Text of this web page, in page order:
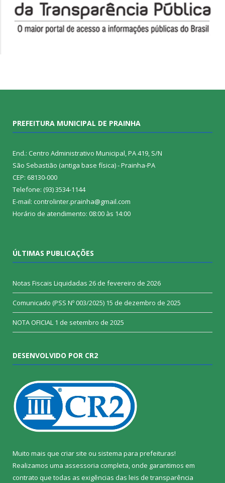
PREFEITURA MUNICIPAL DE PRAINHA
End.: Centro Administrativo Municipal, PA 419, S/N
São Sebastião (antiga base física) - Prainha-PA
CEP: 68130-000
Telefone: (93) 3534-1144
E-mail: controlinter.prainha@gmail.com
Horário de atendimento: 08:00 às 14:00
ÚLTIMAS PUBLICAÇÕES
Notas Fiscais Liquidadas 26 de fevereiro de 2026
Comunicado (PSS Nº 003/2025) 15 de dezembro de 2025
NOTA OFICIAL 1 de setembro de 2025
DESENVOLVIDO POR CR2
Muito mais que criar site ou sistema para prefeituras!
Realizamos uma assessoria completa, onde garantimos em
contrato que todas as exigências das leis de transparência